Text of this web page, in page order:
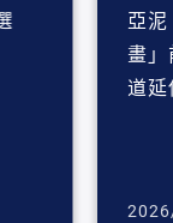
亞
畫」
道延